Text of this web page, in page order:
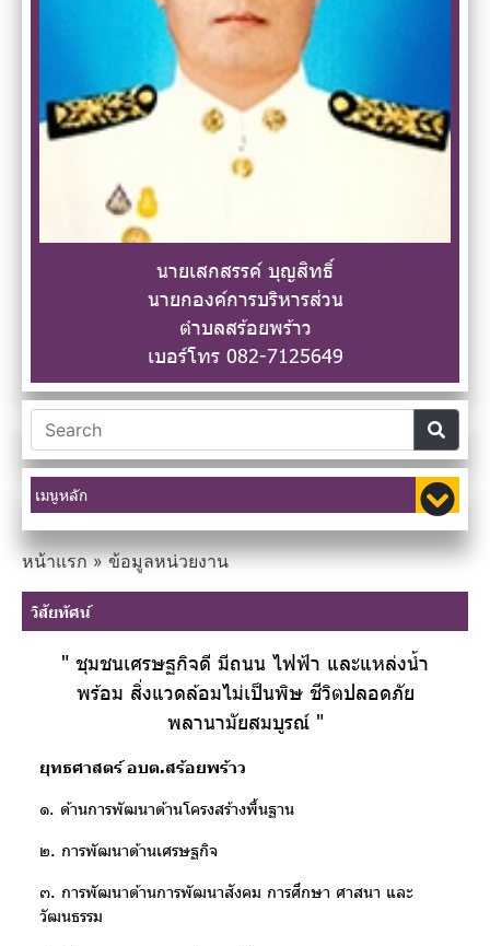
นายเสกสรรค์ บุญสิทธิ์
นายกองค์การบริหารส่วน
ตำบลสร้อยพร้าว
เบอร์โทร 082-7125649
เมนูหลัก
หน้าแรก»ข้อมูลหน่วยงาน
วิสัยทัศน์
" ชุมชนเศรษฐกิจดี มีถนน ไฟฟ้า และแหล่งน้ำ
พร้อม สิ่งแวดล้อมไม่เป็นพิษ ชีวิตปลอดภัย
พลานามัยสมบูรณ์ "
ยุทธศาสตร์ อบต.สร้อยพร้าว
๑. ด้านการพัฒนาด้านโครงสร้างพื้นฐาน
๒. การพัฒนาด้านเศรษฐกิจ
๓. การพัฒนาด้านการพัฒนาสังคม การศึกษา ศาสนา และ
วัฒนธรรม